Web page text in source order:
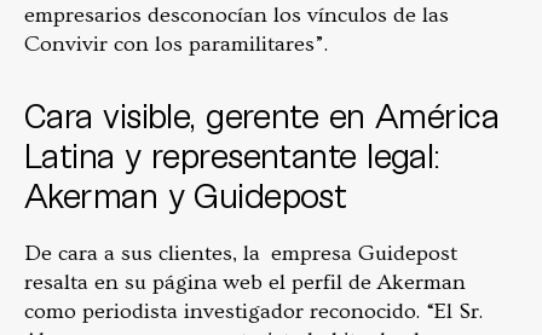
empresarios desconocían los vínculos de las
Convivir con los paramilitares”.
Cara visible, gerente en América
Latina y representante legal:
Akerman y Guidepost
De cara a sus clientes, la empresa Guidepost
resalta en su página web el perfil de Akerman
como periodista investigador reconocido. “El Sr.